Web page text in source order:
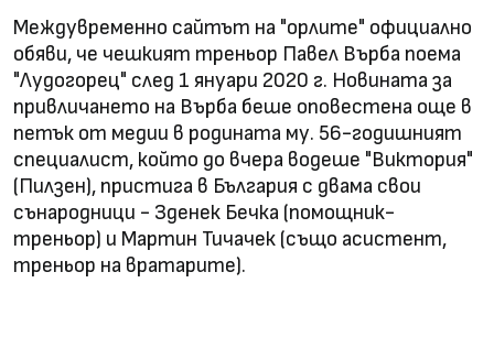
Междувременно сайтът на "орлите" официално
обяви, че чешкият треньор Павел Върба поема
"Лудогорец" след 1 януари 2020 г. Новината за
привличането на Върба беше оповестена още в
петък от медии в родината му. 56-годишният
специалист, който до вчера водеше "Виктория"
(Пилзен), пристига в България с двама свои
сънародници - Зденек Бечка (помощник-
треньор) и Мартин Тичачек (също асистент,
треньор на вратарите).